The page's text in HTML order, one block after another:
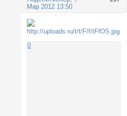
Мар 2012 13:50
0